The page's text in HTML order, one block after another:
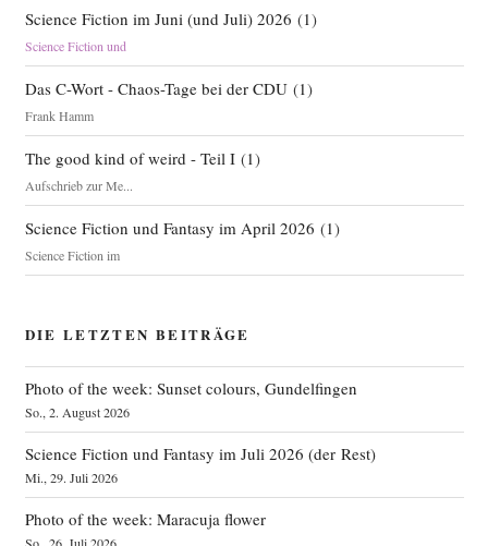
Science Fiction im Juni (und Juli) 2026 (1)
Science Fiction und
Das C-Wort - Chaos-Tage bei der CDU(1)
Frank Hamm
The good kind of weird - Teil I(1)
Aufschrieb zur Me...
Science Fiction und Fantasy im April 2026 (1)
Science Fiction im
DIE LETZTEN BEITRÄGE
Photo of the week: Sunset colours, Gundelfingen
So., 2. August 2026
Science Fiction und Fantasy im Juli 2026 (der Rest)
Mi., 29. Juli 2026
Photo of the week: Maracuja flower